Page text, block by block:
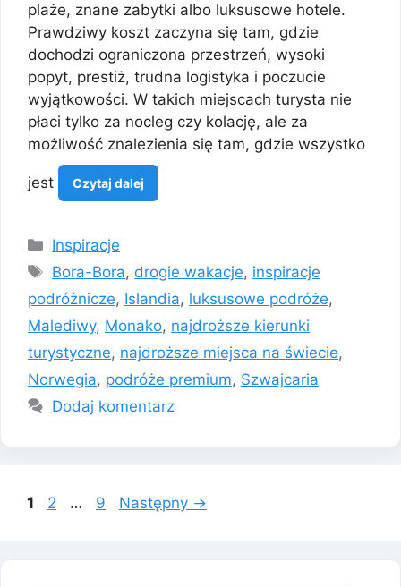
plaże, znane zabytki albo luksusowe hotele.
Prawdziwy koszt zaczyna się tam, gdzie
dochodzi ograniczona przestrzeń, wysoki
popyt, prestiż, trudna logistyka i poczucie
wyjątkowości. W takich miejscach turysta nie
płaci tylko za nocleg czy kolację, ale za
możliwość znalezienia się tam, gdzie wszystko
jest Czytaj dalej
Kategorie
Inspiracje
Tagi
Bora-Bora, drogie wakacje, inspiracje
podróżnicze, Islandia, luksusowe podróże,
Malediwy, Monako, najdroższe kierunki
turystyczne, najdroższe miejsca na świecie,
Norwegia, podróże premium, Szwajcaria
Dodaj komentarz
Strona
1 Strona
2 … Strona
9 Następny →